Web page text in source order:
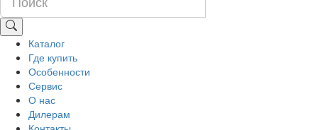
Каталог
Где купить
Особенности
Сервис
О нас
Дилерам